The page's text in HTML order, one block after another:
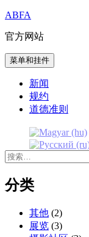
跳
内
容
ABFA
官方网站
菜单和挂件
新闻
规约
道德准则
搜
分类
其他 (2)
展览 (3)